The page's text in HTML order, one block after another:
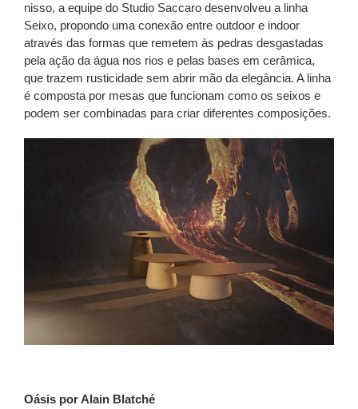
nisso, a equipe do Studio Saccaro desenvolveu a linha
Seixo, propondo uma conexão entre outdoor e indoor
através das formas que remetem às pedras desgastadas
pela ação da água nos rios e pelas bases em cerâmica,
que trazem rusticidade sem abrir mão da elegância. A linha
é composta por mesas que funcionam como os seixos e
podem ser combinadas para criar diferentes composições.
Oásis por Alain Blatché